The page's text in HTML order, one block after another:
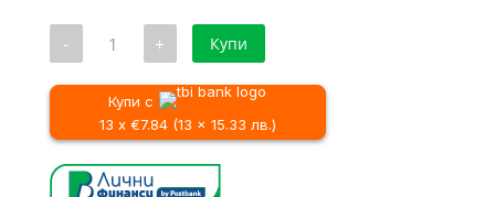
- количество
за
мокети
килими
еднодискова
машина
+ Купи
Купи с
13 x €7.84 (13 x 15.33 лв.)